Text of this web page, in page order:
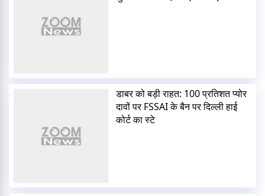
डाबर को बड़ी राहत: 100 प्रतिशत प्योर
दावों पर FSSAI के बैन पर दिल्ली हाई
कोर्ट का स्टे